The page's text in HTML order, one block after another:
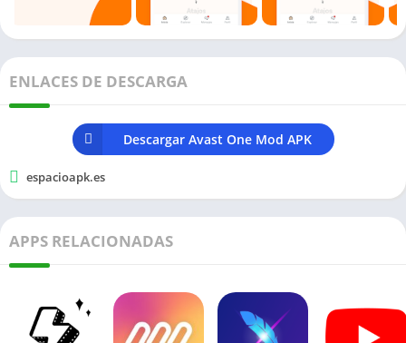
ENLACES DE DESCARGA
Descargar Avast One Mod APK
espacioapk.es
APPS RELACIONADAS